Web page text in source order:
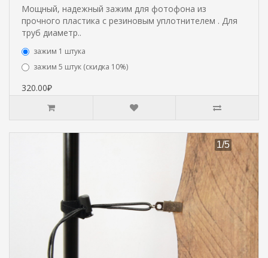
Мощный, надежный зажим для фотофона из
прочного пластика с резиновым уплотнителем . Для
труб диаметр..
зажим 1 штука
зажим 5 штук (скидка 10%)
320.00₽